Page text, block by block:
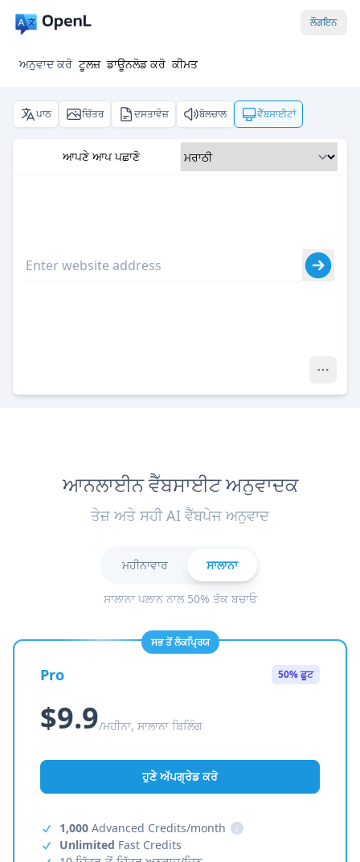
ਲੌਗਇਨ
ਅਨੁਵਾਦ ਕਰੋ ਟੂਲਜ਼ ਡਾਊਨਲੋਡ ਕਰੋ ਕੀਮਤ
ਪਾਠ ਚਿੱਤਰ ਦਸਤਾਵੇਜ਼ ਬੋਲਚਾਲ ਵੈੱਬਸਾਈਟਾਂ
ਆਪਣੇ ਆਪ ਪਛਾਣੋ
ਆਨਲਾਈਨ ਵੈੱਬਸਾਈਟ ਅਨੁਵਾਦਕ
ਤੇਜ਼ ਅਤੇ ਸਹੀ AI ਵੈੱਬਪੇਜ ਅਨੁਵਾਦ
ਮਹੀਨਾਵਾਰ ਸਾਲਾਨਾ
ਸਾਲਾਨਾ ਪਲਾਨ ਨਾਲ 50% ਤੱਕ ਬਚਾਓ
ਸਭ ਤੋਂ ਲੋਕਪ੍ਰਿਯ
Pro 50% ਛੂਟ
$9.9/ਮਹੀਨਾ, ਸਾਲਾਨਾ ਬਿਲਿੰਗ
ਹੁਣੇ ਅੱਪਗ੍ਰੇਡ ਕਰੋ
1,000 Advanced Credits/month
i
Unlimited Fast Credits